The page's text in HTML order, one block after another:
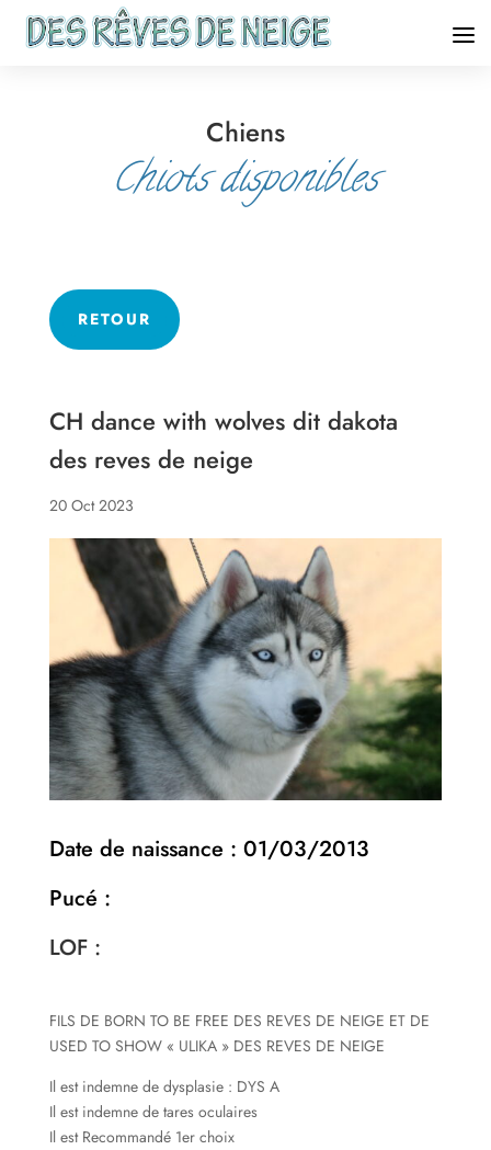
Chiens
Chiots disponibles
RETOUR
CH dance with wolves dit dakota
des reves de neige
20 Oct 2023
Date de naissance : 01/03/2013
Pucé :
LOF :
FILS DE BORN TO BE FREE DES REVES DE NEIGE ET DE
USED TO SHOW « ULIKA » DES REVES DE NEIGE
Il est indemne de dysplasie : DYS A
Il est indemne de tares oculaires
Il est Recommandé 1er choix